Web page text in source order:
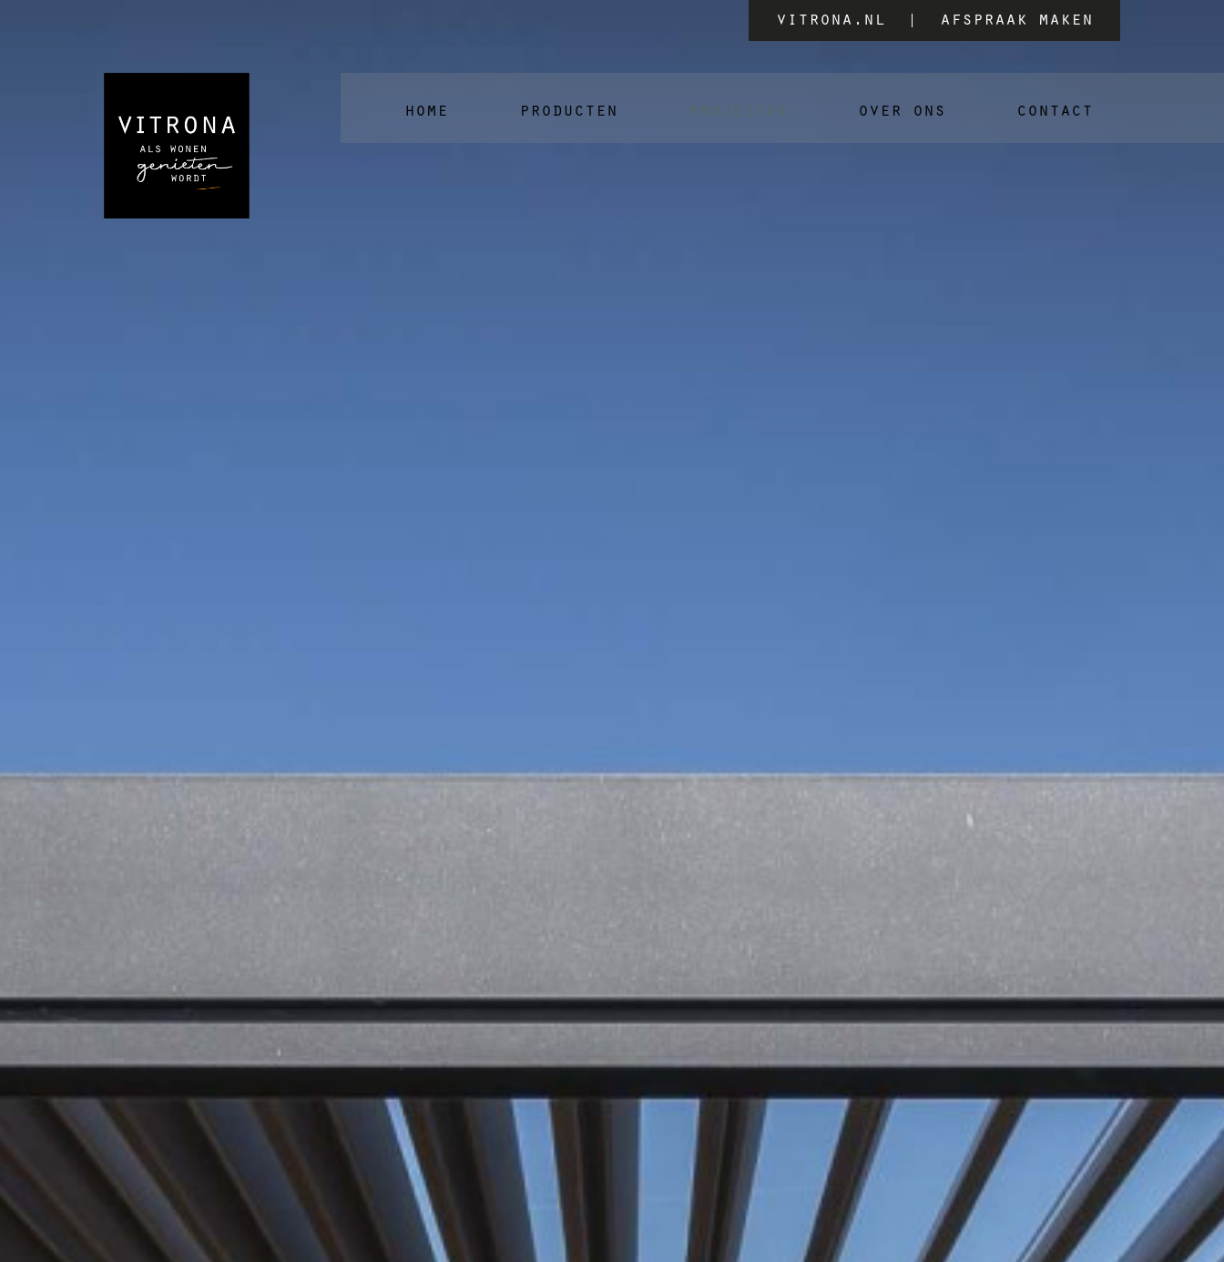
vitrona.nl afspraak maken
home producten projecten over ons contact